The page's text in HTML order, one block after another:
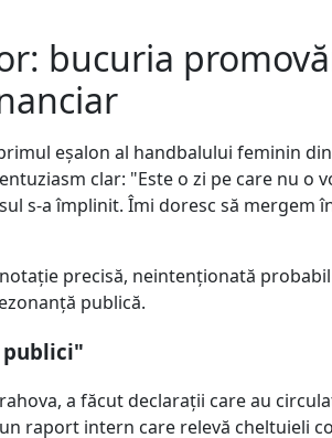
bucuria
eșalon al handbalului feminin
clar: "Este o zi pe care nu o
s-a împlinit. Îmi doresc să mergem
precisă, neintenționată
publică.
publici"
a făcut declarații care au
raport intern care relevă cheltuieli